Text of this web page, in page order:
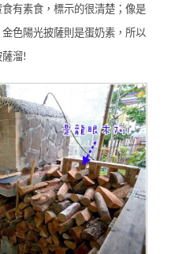
有素食，標示的很清楚；像是
色陽光披薩則是蛋奶素，所以
溜!